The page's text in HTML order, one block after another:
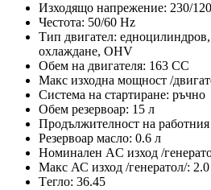
Изходящо напрежение: 230/
Честота: 50/60 Hz
Тип двигател:
охлаждане, OHV
Обем на двигателя: 163 CC
Макс изходна мощност /
Система на стартиране: ръчно
Обем резервоар: 15 л
Продължителност на
Резервоар масло: 0.6 л
Номинален AC изход /
Макс АС изход /генератол/:
Tегло: 36.45